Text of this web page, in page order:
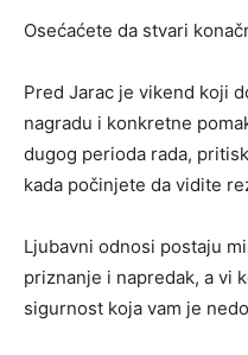
Osećaćete da stvari
Pred Jarac je vikend koji
nagradu i konkretne
dugog perioda rada,
kada počinjete da vidite
Ljubavni odnosi postaju
priznanje i napredak, a vi
sigurnost koja vam je